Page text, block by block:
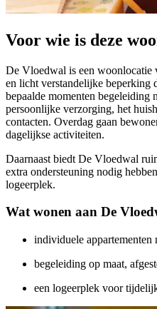
Voor wie is deze
De Vloedwal is een woonlocatie
en licht verstandelijke beperking
bepaalde momenten
persoonlijke verzorging, het
contacten. Overdag gaan
dagelijkse activiteiten.
Daarnaast biedt De Vloedwal
extra ondersteuning nodig
logeerplek.
Wat wonen aan De
individuele appartementen
begeleiding op maat,
een logeerplek voor